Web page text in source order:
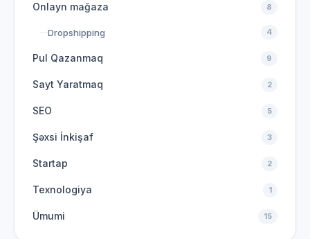
Onlayn mağaza 8
Dropshipping 4
Pul Qazanmaq 9
Sayt Yaratmaq 2
SEO 5
Şəxsi İnkişaf 3
Startap 2
Texnologiya 1
Ümumi 15